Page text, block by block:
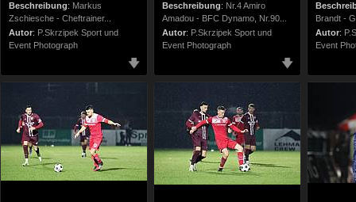
Beschreibung: Markus
Zschiesche - Cheftrainer...
Autor: P.Skrzipek Sport und
Event Photograph
Beschreibung: Nr.4 Amiro
Amadou - BFC Dynamo, Nr.90...
Autor: P.Skrzipek Sport und
Event Photograph
Brandt -
Autor:
Event